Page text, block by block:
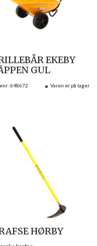
EKEBY
GUL
648672 Varen er på lager
HØRBY